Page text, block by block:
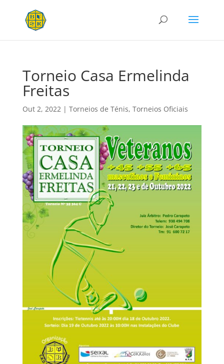
Torneio Casa Ermelinda
Freitas
Out 2, 2022| Torneios de Ténis, Torneios Oficiais